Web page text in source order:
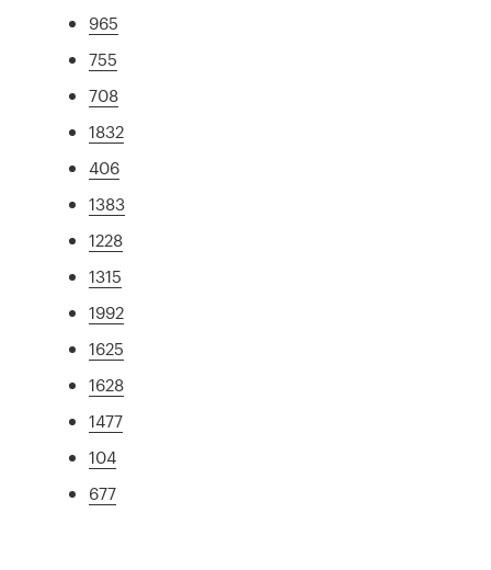
965
755
708
1832
406
1383
1228
1315
1992
1625
1628
1477
104
677